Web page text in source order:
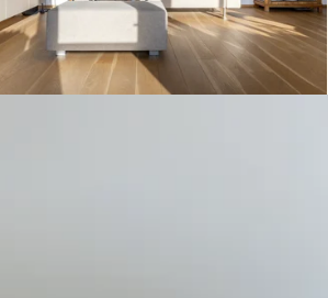
kombinovaná s hostinským
Nasvícení je zde řešeno tak,